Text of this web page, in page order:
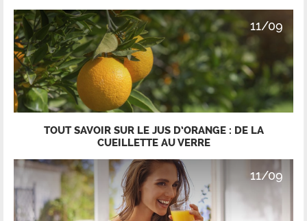
11/09
TOUT SAVOIR SUR LE JUS D’ORANGE : DE LA
CUEILLETTE AU VERRE
11/09